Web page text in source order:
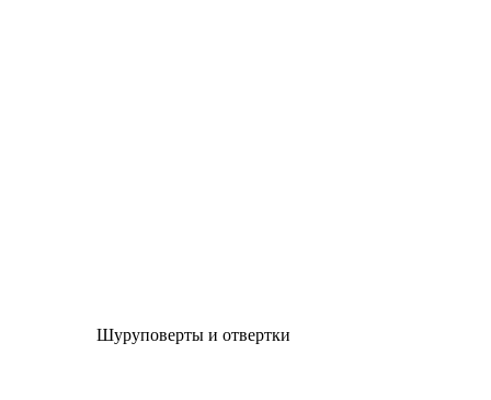
Шуруповерты и отвертки